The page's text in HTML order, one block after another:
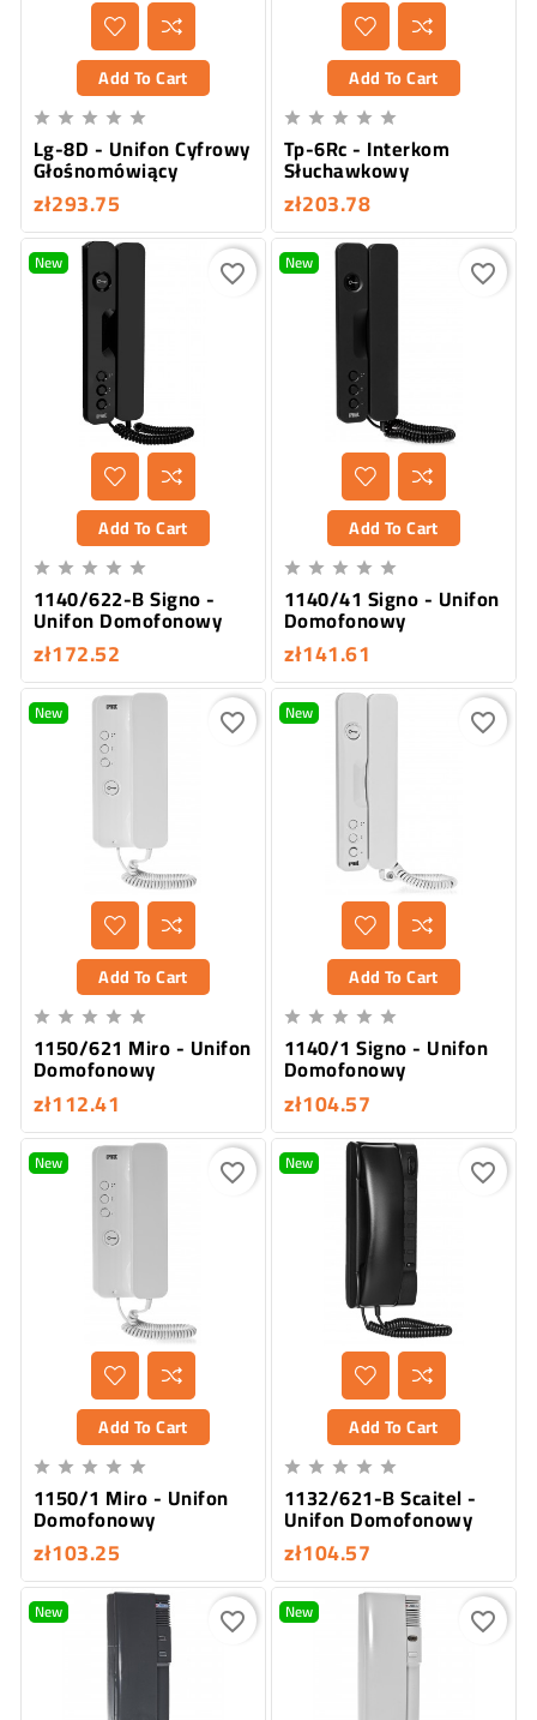
Add To Cart
    
Lg-8D - Unifon Cyfrowy
Głośnomówiący
zł293.75
Add To Cart
    
Tp-6Rc - Interkom
Słuchawkowy
zł203.78
New
Add To Cart
    
1140/622-B Signo -
Unifon Domofonowy
zł172.52
favorite_border New
Add To Cart
    
1140/41 Signo - Unifon
Domofonowy
zł141.61
favorite_border
New
Add To Cart
    
1150/621 Miro - Unifon
Domofonowy
zł112.41
favorite_border New
Add To Cart
    
1140/1 Signo - Unifon
Domofonowy
zł104.57
favorite_border
New
Add To Cart
    
1150/1 Miro - Unifon
Domofonowy
zł103.25
favorite_border New
Add To Cart
    
1132/621-B Scaitel -
Unifon Domofonowy
zł104.57
favorite_border
New favorite_border New favorite_border